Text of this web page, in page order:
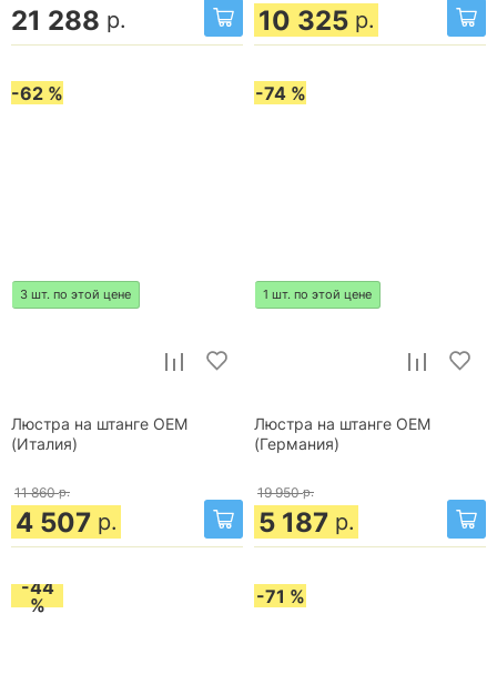
21 288 р. 10 325 р.
-62 %
3 шт. по этой цене
Люстра на штанге OEM
(Италия)
11 860 р.
4 507 р.
-74 %
1 шт. по этой цене
Люстра на штанге OEM
(Германия)
19 950 р.
5 187 р.
-44
%
-71 %